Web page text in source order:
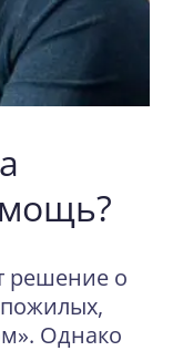
решение о
Однако